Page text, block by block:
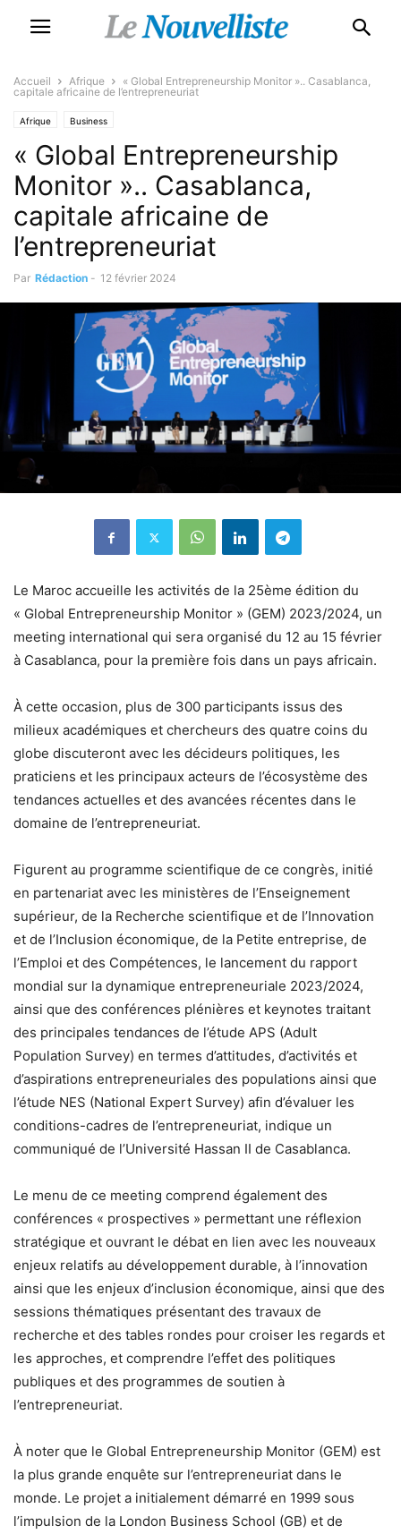
Accueil Afrique
« Global Entrepreneurship Monitor ».. Casablanca,
capitale africaine de l’entrepreneuriat
Afrique Business
« Global Entrepreneurship
Monitor ».. Casablanca,
capitale africaine de
l’entrepreneuriat
Par Rédaction - 12 février 2024
Le Maroc accueille les activités de la 25ème édition du
« Global Entrepreneurship Monitor » (GEM) 2023/2024, un
meeting international qui sera organisé du 12 au 15 février
à Casablanca, pour la première fois dans un pays africain.
À cette occasion, plus de 300 participants issus des
milieux académiques et chercheurs des quatre coins du
globe discuteront avec les décideurs politiques, les
praticiens et les principaux acteurs de l’écosystème des
tendances actuelles et des avancées récentes dans le
domaine de l’entrepreneuriat.
Figurent au programme scientifique de ce congrès, initié
en partenariat avec les ministères de l’Enseignement
supérieur, de la Recherche scientifique et de l’Innovation
et de l’Inclusion économique, de la Petite entreprise, de
l’Emploi et des Compétences, le lancement du rapport
mondial sur la dynamique entrepreneuriale 2023/2024,
ainsi que des conférences plénières et keynotes traitant
des principales tendances de l’étude APS (Adult
Population Survey) en termes d’attitudes, d’activités et
d’aspirations entrepreneuriales des populations ainsi que
l’étude NES (National Expert Survey) afin d’évaluer les
conditions-cadres de l’entrepreneuriat, indique un
communiqué de l’Université Hassan II de Casablanca.
Le menu de ce meeting comprend également des
conférences « prospectives » permettant une réflexion
stratégique et ouvrant le débat en lien avec les nouveaux
enjeux relatifs au développement durable, à l’innovation
ainsi que les enjeux d’inclusion économique, ainsi que des
sessions thématiques présentant des travaux de
recherche et des tables rondes pour croiser les regards et
les approches, et comprendre l’effet des politiques
publiques et des programmes de soutien à
l’entrepreneuriat.
À noter que le Global Entrepreneurship Monitor (GEM) est
la plus grande enquête sur l’entrepreneuriat dans le
monde. Le projet a initialement démarré en 1999 sous
l’impulsion de la London Business School (GB) et de